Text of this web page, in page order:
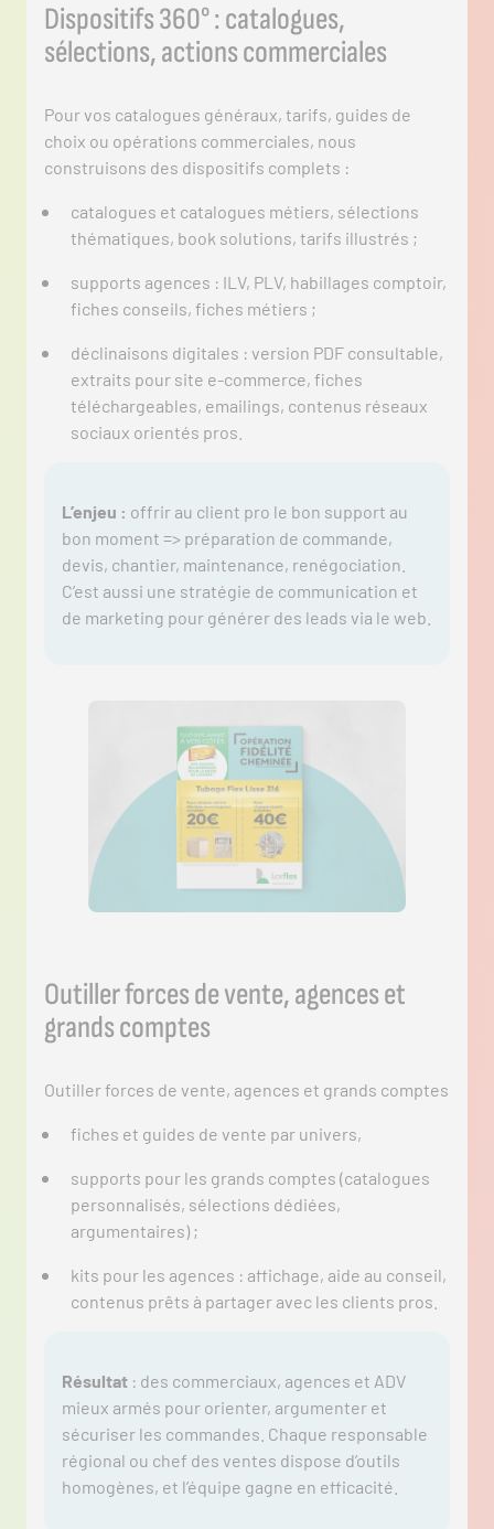
Dispositifs 360° : catalogues,
sélections, actions commerciales
Pour vos catalogues généraux, tarifs, guides de
choix ou opérations commerciales, nous
construisons des dispositifs complets :
catalogues et catalogues métiers, sélections
thématiques, book solutions, tarifs illustrés ;
supports agences : ILV, PLV, habillages comptoir,
fiches conseils, fiches métiers ;
déclinaisons digitales : version PDF consultable,
extraits pour site e-commerce, fiches
téléchargeables, emailings, contenus réseaux
sociaux orientés pros.
L’enjeu : offrir au client pro le bon support au
bon moment => préparation de commande,
devis, chantier, maintenance, renégociation.
C’est aussi une stratégie de communication et
de marketing pour générer des leads via le web.
Outiller forces de vente, agences et
grands comptes
Outiller forces de vente, agences et grands comptes
fiches et guides de vente par univers,
supports pour les grands comptes (catalogues
personnalisés, sélections dédiées,
argumentaires) ;
kits pour les agences : affichage, aide au conseil,
contenus prêts à partager avec les clients pros.
Résultat : des commerciaux, agences et ADV
mieux armés pour orienter, argumenter et
sécuriser les commandes. Chaque responsable
régional ou chef des ventes dispose d’outils
homogènes, et l’équipe gagne en efficacité.